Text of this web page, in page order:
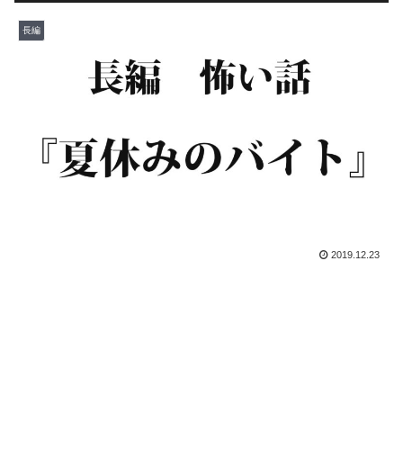
長編
2019.12.23